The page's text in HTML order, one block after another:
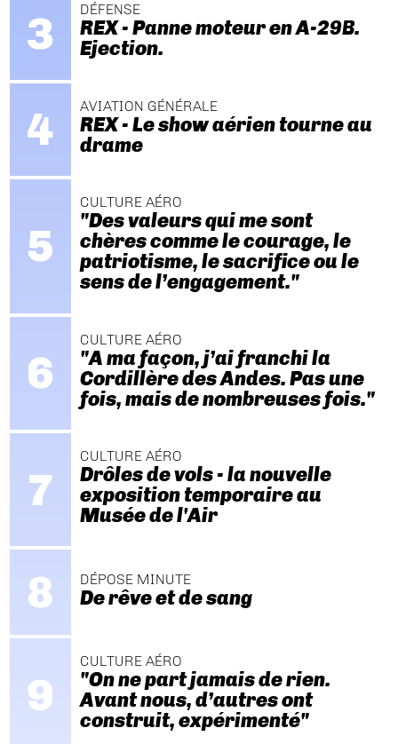
DÉFENSE
REX - Panne moteur en A-29B.
Ejection.
AVIATION GÉNÉRALE
REX - Le show aérien tourne au
drame
CULTURE AÉRO
"Des valeurs qui me sont
chères comme le courage, le
patriotisme, le sacrifice ou le
sens de l’engagement."
CULTURE AÉRO
"A ma façon, j’ai franchi la
Cordillère des Andes. Pas une
fois, mais de nombreuses fois."
CULTURE AÉRO
Drôles de vols - la nouvelle
exposition temporaire au
Musée de l'Air
DÉPOSE MINUTE
De rêve et de sang
CULTURE AÉRO
"On ne part jamais de rien.
Avant nous, d’autres ont
construit, expérimenté"